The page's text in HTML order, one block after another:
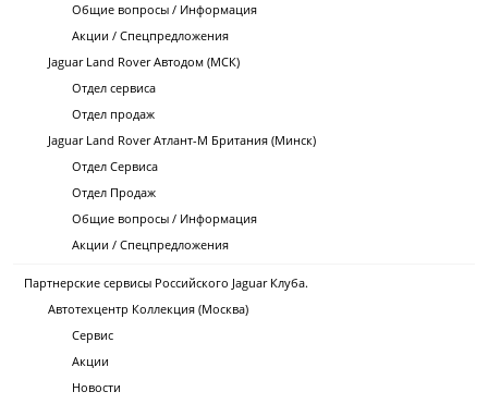
Общие вопросы / Информация
Акции / Спецпредложения
Jaguar Land Rover Автодом (МСК)
Отдел сервиса
Отдел продаж
Jaguar Land Rover Атлант-М Британия (Минск)
Отдел Сервиса
Отдел Продаж
Общие вопросы / Информация
Акции / Спецпредложения
Партнерские сервисы Российского Jaguar Клуба.
Автотехцентр Коллекция (Москва)
Сервис
Акции
Новости